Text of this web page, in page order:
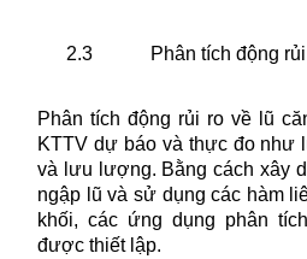
2.3 Phân tích động
Phân tích động rủi ro về lũ
KTTV dự báo và thực đo
và lưu lượng. Bằng cách xây
ngập lũ và sử dụng các hàm
khối, các ứng dụng phân
được thiết lập.